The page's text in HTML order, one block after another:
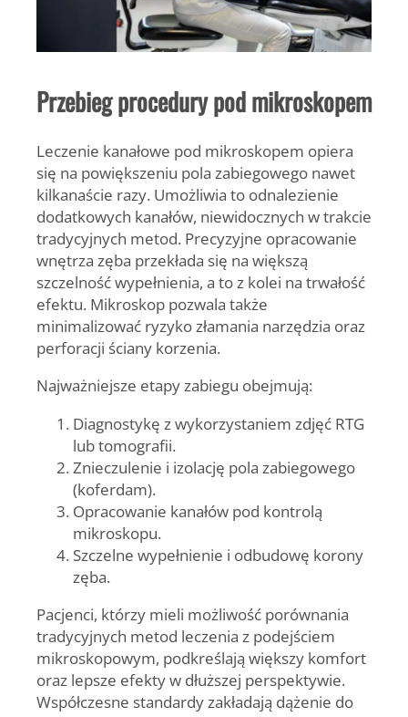
Przebieg procedury pod mikroskopem
Leczenie kanałowe pod mikroskopem opiera
się na powiększeniu pola zabiegowego nawet
kilkanaście razy. Umożliwia to odnalezienie
dodatkowych kanałów, niewidocznych w trakcie
tradycyjnych metod. Precyzyjne opracowanie
wnętrza zęba przekłada się na większą
szczelność wypełnienia, a to z kolei na trwałość
efektu. Mikroskop pozwala także
minimalizować ryzyko złamania narzędzia oraz
perforacji ściany korzenia.
Najważniejsze etapy zabiegu obejmują:
Diagnostykę z wykorzystaniem zdjęć RTG
lub tomografii.
Znieczulenie i izolację pola zabiegowego
(koferdam).
Opracowanie kanałów pod kontrolą
mikroskopu.
Szczelne wypełnienie i odbudowę korony
zęba.
Pacjenci, którzy mieli możliwość porównania
tradycyjnych metod leczenia z podejściem
mikroskopowym, podkreślają większy komfort
oraz lepsze efekty w dłuższej perspektywie.
Współczesne standardy zakładają dążenie do